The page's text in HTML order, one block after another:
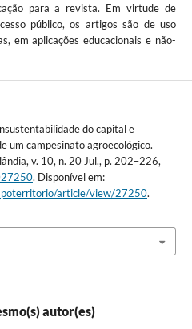
para a revista. Em virtude de
público, os artigos são de uso
em aplicações educacionais e não-
do capital e
um campesinato agroecológico.
v. 10, n. 20 Jul., p. 202–226,
. Disponível em:
article/view/27250.
autor(es)